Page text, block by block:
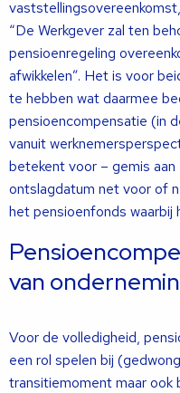
“De Werkgever zal ten
pensioenregeling
afwikkelen”. Het is voor
te hebben wat daarmee
pensioencompensatie (in
vanuit
betekent voor – gemis
ontslagdatum net voor of
het pensioenfonds waarbij
van
Voor de volledigheid,
een rol spelen bij
transitiemoment maar ook